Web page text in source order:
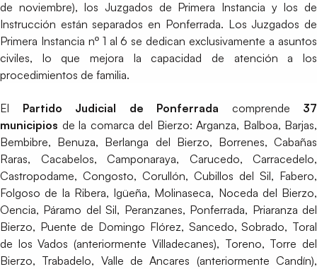
de noviembre), los Juzgados de Primera Instancia y los de
Instrucción están separados en Ponferrada. Los Juzgados de
Primera Instancia nº 1 al 6 se dedican exclusivamente a asuntos
civiles, lo que mejora la capacidad de atención a los
procedimientos de familia.
El Partido Judicial de Ponferrada comprende 37
municipios de la comarca del Bierzo: Arganza, Balboa, Barjas,
Bembibre, Benuza, Berlanga del Bierzo, Borrenes, Cabañas
Raras, Cacabelos, Camponaraya, Carucedo, Carracedelo,
Castropodame, Congosto, Corullón, Cubillos del Sil, Fabero,
Folgoso de la Ribera, Igüeña, Molinaseca, Noceda del Bierzo,
Oencia, Páramo del Sil, Peranzanes, Ponferrada, Priaranza del
Bierzo, Puente de Domingo Flórez, Sancedo, Sobrado, Toral
de los Vados (anteriormente Villadecanes), Toreno, Torre del
Bierzo, Trabadelo, Valle de Ancares (anteriormente Candín),